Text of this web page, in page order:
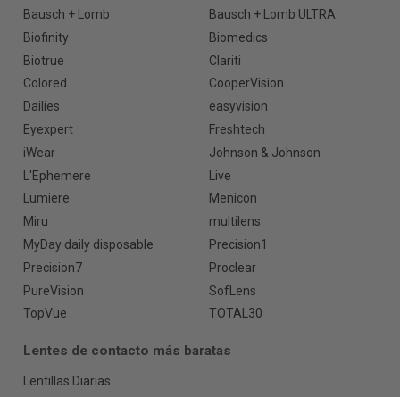
Bausch + Lomb
Bausch + Lomb ULTRA
Biofinity
Biomedics
Biotrue
Clariti
Colored
CooperVision
Dailies
easyvision
Eyexpert
Freshtech
iWear
Johnson & Johnson
L'Ephemere
Live
Lumiere
Menicon
Miru
multilens
MyDay daily disposable
Precision1
Precision7
Proclear
PureVision
SofLens
TopVue
TOTAL30
Lentes de contacto más baratas
Lentillas Diarias